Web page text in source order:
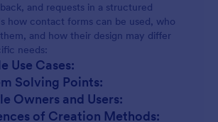
and requests in a structured
how contact forms can be used, who
and how their design may differ
needs:
Use Cases:
Solving Points:
Owners and Users:
of Creation Methods: